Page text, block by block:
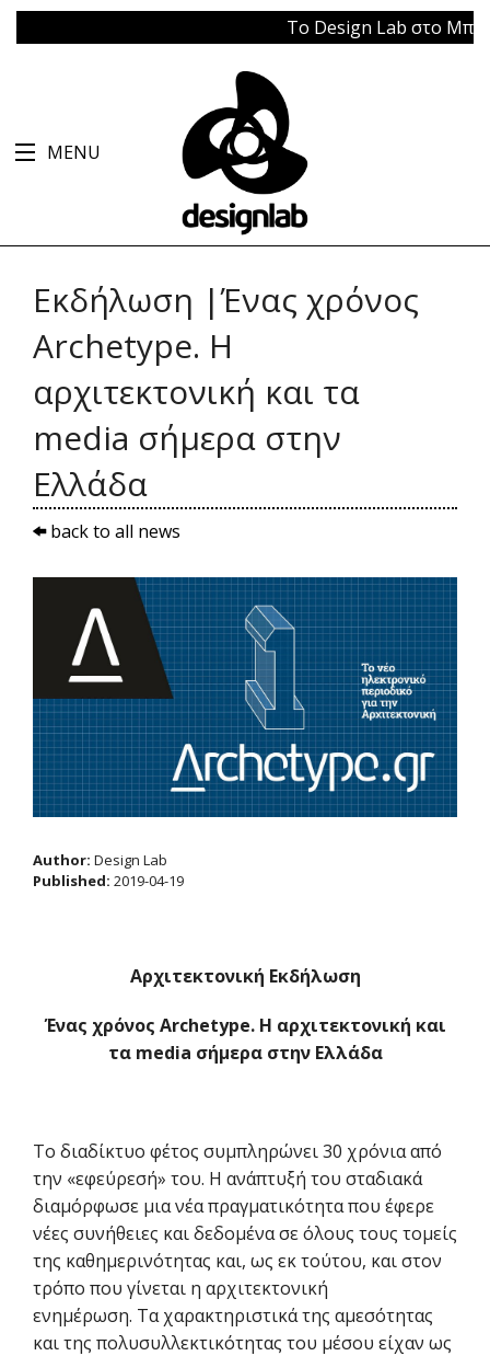
Το Design Lab στο
MENU
Εκδήλωση |Ένας χρόνος
Archetype. Η
αρχιτεκτονική και τα
media σήμερα στην
Ελλάδα
back to all news
Author: Design Lab
Published: 2019-04-19
Αρχιτεκτονική Εκδήλωση
Ένας χρόνος Archetype. Η αρχιτεκτονική και
τα media σήμερα στην Ελλάδα
Το διαδίκτυο φέτος συμπληρώνει 30 χρόνια από
την «εφεύρεσή» του. Η ανάπτυξή του σταδιακά
διαμόρφωσε μια νέα πραγματικότητα που έφερε
νέες συνήθειες και δεδομένα σε όλους τους τομείς
της καθημερινότητας και, ως εκ τούτου, και στον
τρόπο που γίνεται η αρχιτεκτονική
ενημέρωση. Τα χαρακτηριστικά της αμεσότητας
και της πολυσυλλεκτικότητας του μέσου είχαν ως